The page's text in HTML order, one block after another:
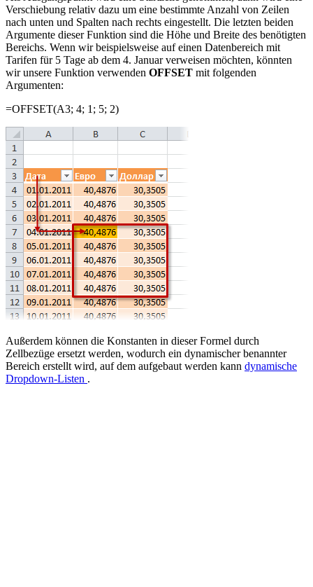
Verschiebung relativ dazu um eine bestimmte Anzahl von Zeilen
nach unten und Spalten nach rechts eingestellt. Die letzten beiden
Argumente dieser Funktion sind die Höhe und Breite des benötigten
Bereichs. Wenn wir beispielsweise auf einen Datenbereich mit
Tarifen für 5 Tage ab dem 4. Januar verweisen möchten, könnten
wir unsere Funktion verwenden OFFSET mit folgenden
Argumenten:
=OFFSET(A3; 4; 1; 5; 2)
Außerdem können die Konstanten in dieser Formel durch
Zellbezüge ersetzt werden, wodurch ein dynamischer benannter
Bereich erstellt wird, auf dem aufgebaut werden kann dynamische
Dropdown-Listen .